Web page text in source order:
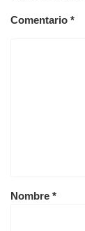
Comentario *
Nombre *